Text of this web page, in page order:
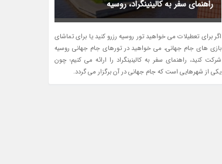
راهنمای سفر به کالینینگراد، روسیه
اگر برای تعطیلات می خواهید تور روسیه رزرو کنید یا برای تماشای
بازی های جام جهانی، می خواهید در تورهای جام جهانی روسیه
شرکت کنید، راهنمای سفر به کالینینگراد را ارائه می کنیم؛ چون
یکی از شهرهایی است که جام جهانی در آن برگزار می گردد.